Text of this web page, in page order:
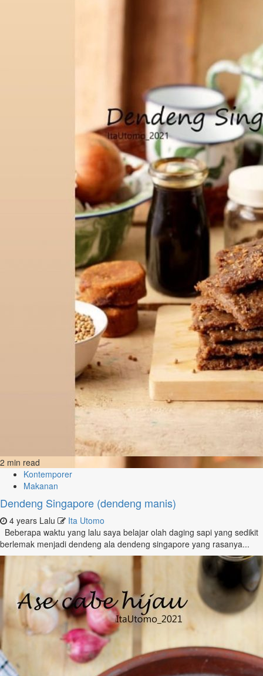
2 min read
Kontemporer
Makanan
Dendeng Singapore (dendeng manis)
4 years Lalu
Ita Utomo
Beberapa waktu yang lalu saya belajar olah daging sapi yang sedikit
berlemak menjadi dendeng ala dendeng singapore yang rasanya...